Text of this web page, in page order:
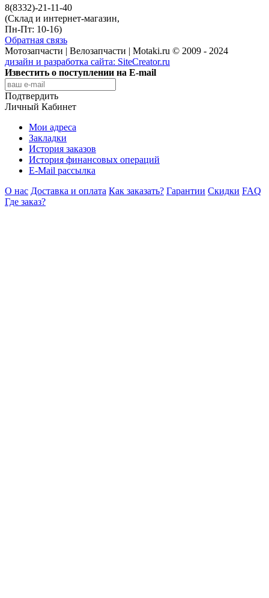
8(8332)-21-11-40
(Склад и интернет-магазин,
Пн-Пт: 10-16)
Обратная связь
Мотозапчасти | Велозапчасти | Motaki.ru © 2009 - 2024
дизайн и разработка сайта: SiteCreator.ru
Известить о поступлении на E-mail
Подтвердить
Личный Кабинет
Мои адреса
Закладки
История заказов
История финансовых операций
E-Mail рассылка
О нас Доставка и оплата Как заказать? Гарантии Скидки FAQ
Где заказ?